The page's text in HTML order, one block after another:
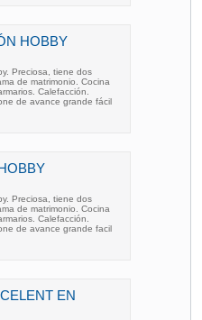
HOBBY
Preciosa, tiene dos
de matrimonio. Cocina
Calefacción.
de avance grande fácil
Preciosa, tiene dos
de matrimonio. Cocina
Calefacción.
de avance grande facil
EN